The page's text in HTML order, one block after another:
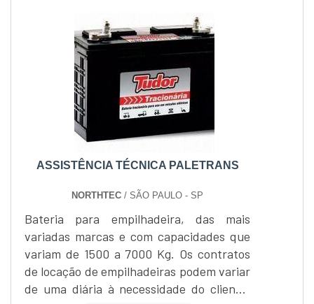
ASSISTÊNCIA TÉCNICA PALETRANS
NORTHTEC / SÃO PAULO - SP
Bateria para empilhadeira, das mais
variadas marcas e com capacidades que
variam de 1500 a 7000 Kg. Os contratos
de locação de empilhadeiras podem variar
de uma diária à necessidade do cliente,